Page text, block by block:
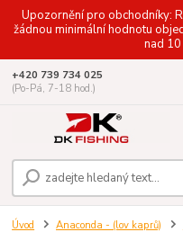
Upozornění pro obchodníky:
žádnou minimální hodnotu
nad
+420 739 734 025
(Po-Pá, 7-18 hod.)
Úvod Anaconda - (lov kaprů)